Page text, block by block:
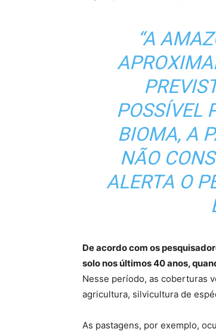
“A
POSSÍVEL
BIOMA, A
NÃO
ALERTA O
De acordo com os
solo nos últimos 40 anos,
Nesse período, as coberturas
agricultura, silvicultura de
As pastagens, por exemplo,